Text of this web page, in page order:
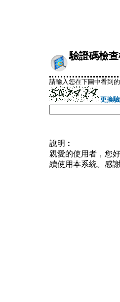
驗證碼檢查
請輸入您在下圖中看到
更換
說明︰
親愛的使用者，您
續使用本系統。感謝